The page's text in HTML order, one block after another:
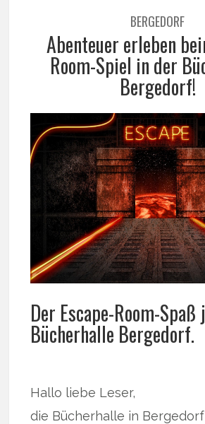
BERGEDORF
Abenteuer erleben
Room-Spiel in der
Bergedorf!
Der Escape-Room-
Bücherhalle Bergedorf.
Hallo liebe Leser,
die Bücherhalle in